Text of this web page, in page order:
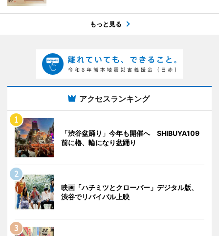
もっと見る
アクセスランキング
「渋谷盆踊り」今年も開催へ SHIBUYA109
前に櫓、輪になり盆踊り
映画「ハチミツとクローバー」デジタル版、
渋谷でリバイバル上映